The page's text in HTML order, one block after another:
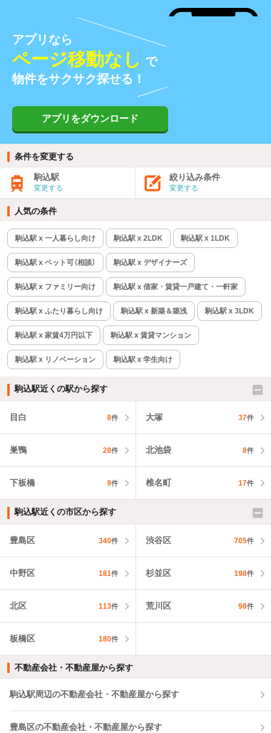
アプリなら
ページ移動なし で
物件をサクサク探せる！
アプリをダウンロード
条件を変更する
駒込駅
変更する
絞り込み条件
変更する
人気の条件
駒込駅 x 一人暮らし向け 駒込駅 x 2LDK 駒込駅 x 1LDK
駒込駅 x ペット可（相談） 駒込駅 x デザイナーズ
駒込駅 x ファミリー向け 駒込駅 x 借家・賃貸一戸建て・一軒家
駒込駅 x ふたり暮らし向け 駒込駅 x 新築＆築浅 駒込駅 x 3LDK
駒込駅 x 家賃4万円以下 駒込駅 x 賃貸マンション
駒込駅 x リノベーション 駒込駅 x 学生向け
駒込駅近くの駅から探す
目白 8件 大塚 37件
巣鴨 28件 北池袋 8件
下板橋 9件 椎名町 17件
駒込駅近くの市区から探す
豊島区 340件 渋谷区 705件
中野区 181件 杉並区 198件
北区 113件 荒川区 98件
板橋区 180件
不動産会社・不動産屋から探す
駒込駅周辺の不動産会社・不動産屋から探す
豊島区の不動産会社・不動産屋から探す